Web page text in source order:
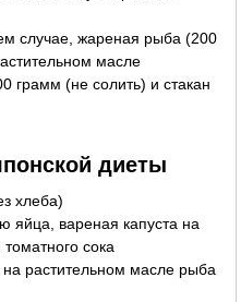
случае, жареная рыба (200
масле
грамм (не солить) и стакан
диеты
хлеба)
яйца, вареная капуста на
сока
растительном масле рыба